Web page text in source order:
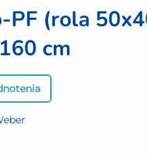
PF (rola
cm